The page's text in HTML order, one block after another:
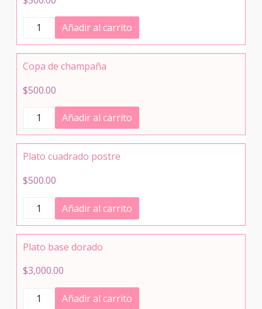
Vaso
corto
cantidad
Añadir al carrito
Copa de champaña
$500.00
Copa
champaña
cantidad
Añadir al carrito
Plato cuadrado postre
$500.00
Plato
cuadrado
postre
cantidad
Añadir al carrito
Plato base dorado
$3,000.00
Plato
base
Añadir al carrito